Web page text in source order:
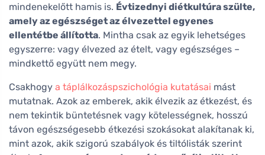
mindenekelőtt hamis is. Évtizednyi diétkultúra szülte,
amely az egészséget az élvezettel egyenes
ellentétbe állította. Mintha csak az egyik lehetséges
egyszerre: vagy élvezed az ételt, vagy egészséges –
mindkettő együtt nem megy.
Csakhogy a táplálkozáspszichológia kutatásai mást
mutatnak. Azok az emberek, akik élvezik az étkezést, és
nem tekintik büntetésnek vagy kötelességnek, hosszú
távon egészségesebb étkezési szokásokat alakítanak ki,
mint azok, akik szigorú szabályok és tiltólisták szerint